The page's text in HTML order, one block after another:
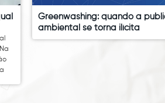
Greenwashing: quando a
ambiental se torna ilícita